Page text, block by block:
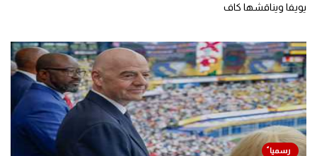
يويفا ويناقشها كاف